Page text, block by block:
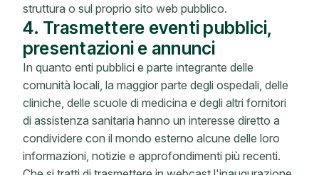
struttura o sul proprio sito web pubblico.
4. Trasmettere eventi pubblici,
presentazioni e annunci
In quanto enti pubblici e parte integrante delle
comunità locali, la maggior parte degli ospedali, delle
cliniche, delle scuole di medicina e degli altri fornitori
di assistenza sanitaria hanno un interesse diretto a
condividere con il mondo esterno alcune delle loro
informazioni, notizie e approfondimenti più recenti.